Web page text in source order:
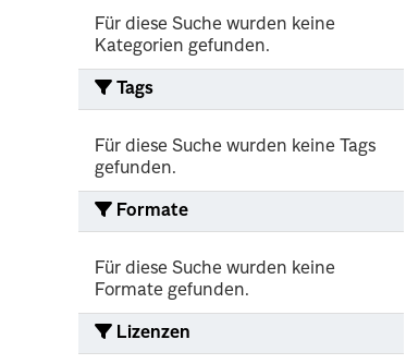
Für diese Suche wurden keine
Kategorien gefunden.
Tags
Für diese Suche wurden keine Tags
gefunden.
Formate
Für diese Suche wurden keine
Formate gefunden.
Lizenzen